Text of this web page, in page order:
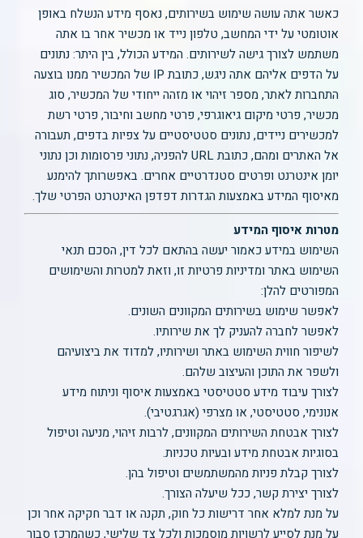
כאשר אתה עושה שימוש בשירותים, נאסף מידע הנשלח באופן
אוטומטי על ידי המחשב, טלפון נייד או מכשיר אחר בו אתה
משתמש לצורך גישה לשירותים. המידע הכולל, בין היתר: נתונים
על הדפים אליהם אתה ניגש, כתובת IP של המכשיר ממנו בוצעה
התחברות לאתר, מספר זיהוי או מזהה ייחודי של המכשיר, סוג
מכשיר, פרטי מיקום גיאוגרפי, פרטי מחשב וחיבור, פרטי רשת
למכשירים ניידים, נתונים סטטיסטיים על צפיות בדפים, תעבורה
אל האתרים ומהם, כתובת URL להפניה, נתוני פרסומות וכן נתוני
יומן אינטרנט ופרטים סטנדרטיים אחרים. באפשרותך להימנע
מאיסוף המידע באמצעות הגדרות דפדפן האינטרנט הפרטי שלך.
מטרות איסוף המידע
השימוש במידע כאמור יעשה בהתאם לכל דין, הסכם תנאי
השימוש באתר ומדיניות פרטיות זו, וזאת למטרות והשימושים
המפורטים להלן:
לאפשר שימוש בשירותים המקוונים השונים.
לאפשר לחברה להעניק לך את שירותיו.
לשיפור חווית השימוש באתר ושירותיו, למדוד את ביצועיהם
ולשפר את התוכן והעיצוב שלהם.
לצורך עיבוד מידע סטטיסטי באמצעות איסוף וניתוח מידע
אנונימי, סטטיסטי, או מצרפי (אגרגטיבי).
לצורך אבטחת השירותים המקוונים, לרבות זיהוי, מניעה וטיפול
בסוגיות אבטחת מידע ובעיות טכניות.
לצורך קבלת פניות מהמשתמשים וטיפול בהן.
לצורך יצירת קשר, ככל שיעלה הצורך.
על מנת למלא אחר דרישות כל חוק, תקנה או דבר חקיקה אחר וכן
על מנת לסייע לרשויות מוסמכות ולכל צד שלישי, כשהמרכז סבור